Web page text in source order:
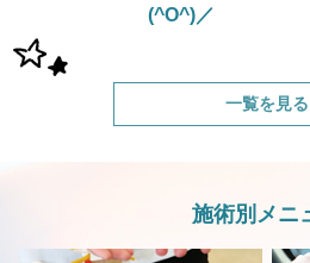
(^O^)／
一覧を見る
施術別メニ